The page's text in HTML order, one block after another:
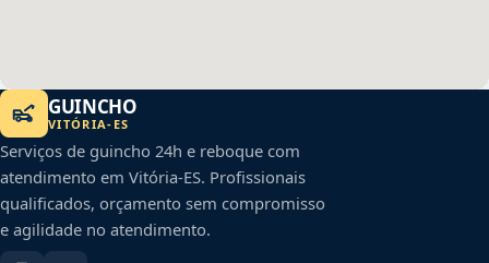
GUINCHO
VITÓRIA- ES
Serviços de guincho 24h e reboque com
atendimento em Vitória-ES. Profissionais
qualificados, orçamento sem compromisso
e agilidade no atendimento.